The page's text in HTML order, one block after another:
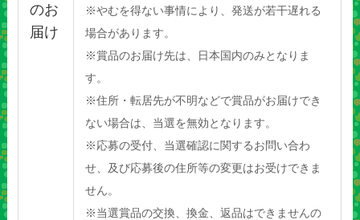
のお
届け
※やむを得ない事情により、発送が若干遅れる
場合があります。
※賞品のお届け先は、日本国内のみとなりま
す。
※住所・転居先が不明などで賞品がお届けでき
ない場合は、当選を無効となります。
※応募の受付、当選確認に関するお問い合わ
せ、及び応募後の住所等の変更はお受けできま
せん。
※当選賞品の交換、換金、返品はできませんの